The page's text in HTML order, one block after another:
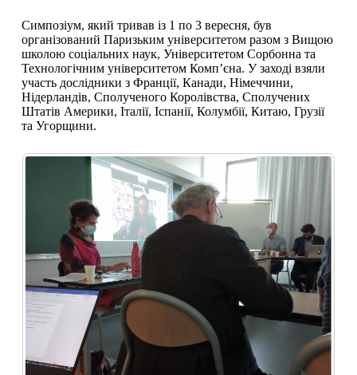
Симпозіум, який тривав із 1 по 3 вересня, був
організований Паризьким університетом разом з Вищою
школою соціальних наук, Університетом Сорбонна та
Технологічним університетом Комп’єна. У заході взяли
участь дослідники з Франції, Канади, Німеччини,
Нідерландів, Сполученого Королівства, Сполучених
Штатів Америки, Італії, Іспанії, Колумбії, Китаю, Грузії
та Угорщини.